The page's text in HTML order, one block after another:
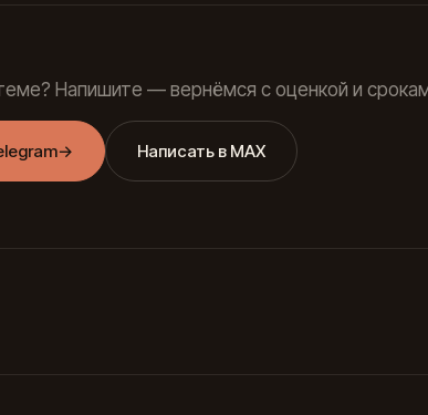
Напишите — вернёмся с оценкой и
→ Написать в MAX